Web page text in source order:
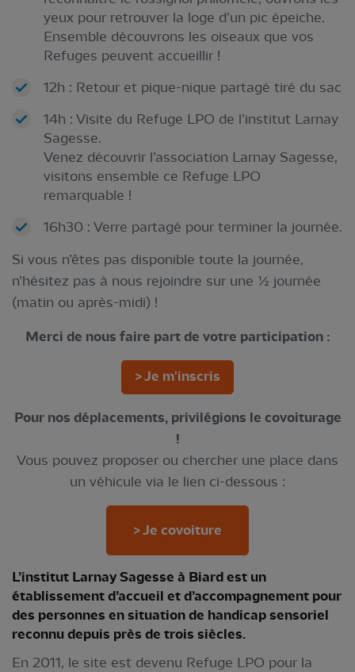
yeux pour retrouver la loge d’un pic épeiche.
Ensemble découvrons les oiseaux que vos
Refuges peuvent accueillir !
12h : Retour et pique-nique partagé tiré du sac
14h : Visite du Refuge LPO de l’institut Larnay
Sagesse.
Venez découvrir l’association Larnay Sagesse,
visitons ensemble ce Refuge LPO
remarquable !
16h30 : Verre partagé pour terminer la journée.
Si vous n’êtes pas disponible toute la journée,
n’hésitez pas à nous rejoindre sur une ½ journée
(matin ou après-midi) !
Merci de nous faire part de votre participation :
> Je m'inscris
Pour nos déplacements, privilégions le covoiturage
!
Vous pouvez proposer ou chercher une place dans
un véhicule via le lien ci-dessous :
> Je covoiture
L’institut Larnay Sagesse à Biard est un
établissement d’accueil et d’accompagnement pour
des personnes en situation de handicap sensoriel
reconnu depuis près de trois siècles.
En 2011, le site est devenu Refuge LPO pour la